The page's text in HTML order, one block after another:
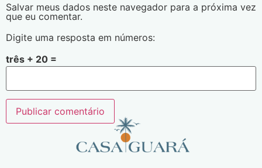
Salvar meus dados neste navegador para a próxima vez
que eu comentar.
Digite uma resposta em números:
três + 20 =